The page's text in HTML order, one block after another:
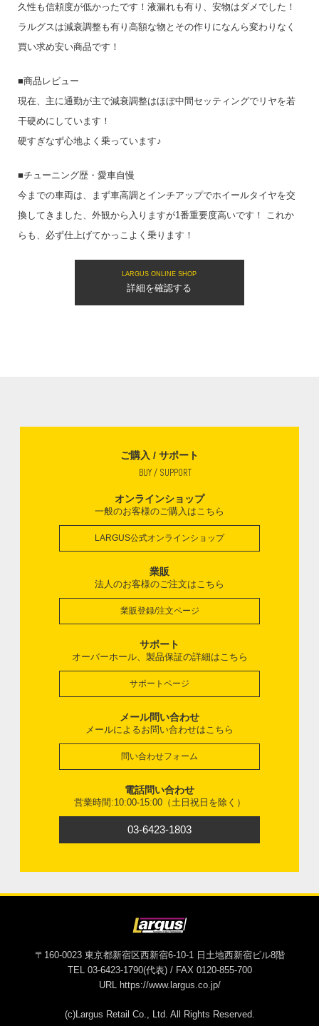
久性も信頼度が低かったです！液漏れも有り、安物はダメでした！
ラルグスは減衰調整も有り高額な物とその作りになんら変わりなく
買い求め安い商品です！
■商品レビュー
現在、主に通勤が主で減衰調整はほぼ中間セッティングでリヤを若
干硬めにしています！
硬すぎなず心地よく乗っています♪
■チューニング歴・愛車自慢
今までの車両は、まず車高調とインチアップでホイールタイヤを交
換してきました、外観から入りますが1番重要度高いです！ これか
らも、必ず仕上げてかっこよく乗ります！
LARGUS ONLINE SHOP
詳細を確認する
ご購入 / サポート
BUY / SUPPORT
オンラインショップ
一般のお客様のご購入はこちら
LARGUS公式オンラインショップ
業販
法人のお客様のご注文はこちら
業販登録/注文ページ
サポート
オーバーホール、製品保証の詳細はこちら
サポートページ
メール問い合わせ
メールによるお問い合わせはこちら
問い合わせフォーム
電話問い合わせ
営業時間:10:00-15:00（土日祝日を除く）
03-6423-1803
〒160-0023 東京都新宿区西新宿6-10-1 日土地西新宿ビル8階
TEL 03-6423-1790(代表) / FAX 0120-855-700
URL https://www.largus.co.jp/
(c)Largus Retail Co., Ltd. All Rights Reserved.